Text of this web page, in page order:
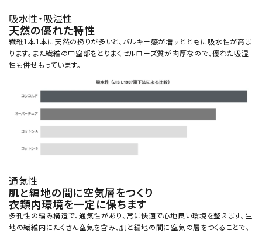
吸水性・吸湿性
天然の優れた特性
繊維1本1本に天然の撚りが多いと、バルキー感が増すとともに吸水性が高ま
ります。また繊維の中空部をとりまくセルローズ質が肉厚なので、優れた吸湿
性も併せもっています。
通気性
肌と編地の間に空気層をつくり
衣類内環境を一定に保ちます
多孔性の編み構造で、通気性があり、常に快適で心地良い環境を整えます。生
地の繊維内にたくさん空気を含み、肌と編地の間に空気の層をつくることで、